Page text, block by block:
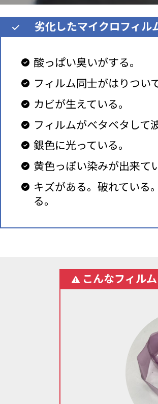
劣化したマイクロフィル
酸っぱい臭いがする。
フィルム同士がはりつい
カビが生えている。
フィルムがベタベタして
銀色に光っている。
黄色っぽい染みが出来て
キズがある。破れている
る。
こんなフィル